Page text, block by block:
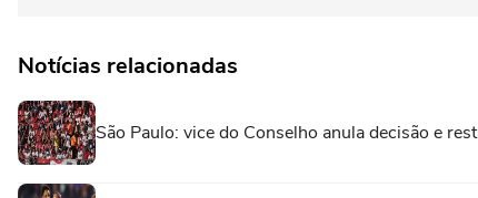
Notícias relacionadas
São Paulo: vice do Conselho anula decisão e